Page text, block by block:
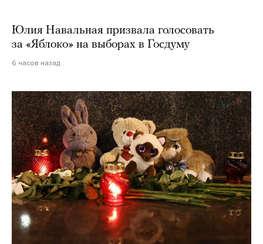
Юлия Навальная призвала голосовать
за «Яблоко» на выборах в Госдуму
6 часов назад